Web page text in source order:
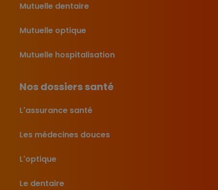
Mutuelle dentaire
Mutuelle optique
Mutuelle hospitalisation
Nos dossiers santé
L'assurance santé
Les médecines douces
L'optique
Le dentaire